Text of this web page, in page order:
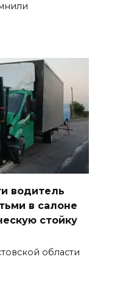
водитель
в салоне
стойку
области